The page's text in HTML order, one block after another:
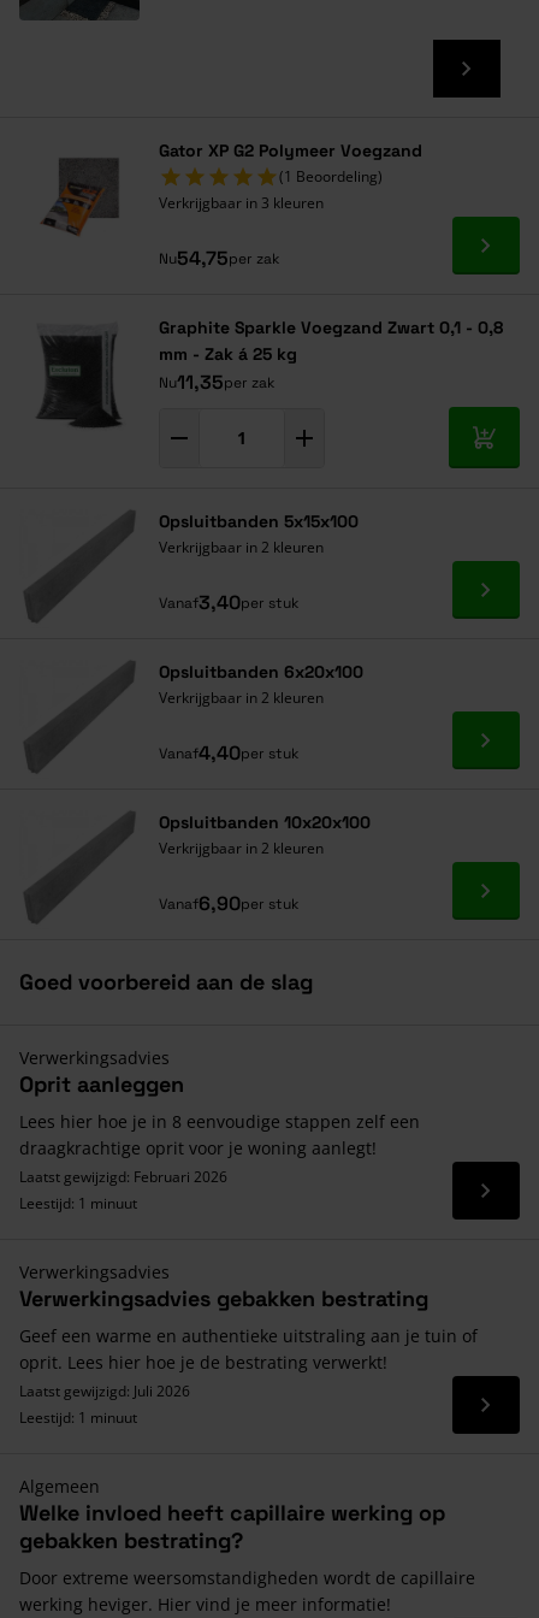
Gator XP G2 Polymeer Voegzand
(1 Beoordeling)
Verkrijgbaar in 3 kleuren
Nu54,75per zak Ga
Graphite Sparkle Voegzand Zwart 0,1 - 0,8
mm - Zak á 25 kg
Nu11,35per zak
In
Opsluitbanden 5x15x100
Verkrijgbaar in 2 kleuren
Vanaf3,40per stuk Ga
Opsluitbanden 6x20x100
Verkrijgbaar in 2 kleuren
Vanaf4,40per stuk Ga
Opsluitbanden 10x20x100
Verkrijgbaar in 2 kleuren
Vanaf6,90per stuk Ga
Goed voorbereid aan de slag
Verwerkingsadvies
Oprit aanleggen
Lees hier hoe je in 8 eenvoudige stappen zelf een
draagkrachtige oprit voor je woning aanlegt!
Laatst gewijzigd: Februari 2026
Leestijd: 1 minuut
Lees
Verwerkingsadvies
Verwerkingsadvies gebakken bestrating
Geef een warme en authentieke uitstraling aan je tuin of
oprit. Lees hier hoe je de bestrating verwerkt!
Laatst gewijzigd: Juli 2026
Leestijd: 1 minuut
Lees
Algemeen
Welke invloed heeft capillaire werking op
gebakken bestrating?
Door extreme weersomstandigheden wordt de capillaire
werking heviger. Hier vind je meer informatie!